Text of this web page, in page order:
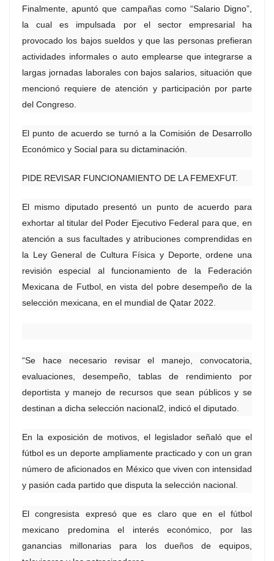
Finalmente, apuntó que campañas como “Salario Digno”,
la cual es impulsada por el sector empresarial ha
provocado los bajos sueldos y que las personas prefieran
actividades informales o auto emplearse que integrarse a
largas jornadas laborales con bajos salarios, situación que
mencionó requiere de atención y participación por parte
del Congreso.
El punto de acuerdo se turnó a la Comisión de Desarrollo
Económico y Social para su dictaminación.
PIDE REVISAR FUNCIONAMIENTO DE LA FEMEXFUT.
El mismo diputado presentó un punto de acuerdo para
exhortar al titular del Poder Ejecutivo Federal para que, en
atención a sus facultades y atribuciones comprendidas en
la Ley General de Cultura Física y Deporte, ordene una
revisión especial al funcionamiento de la Federación
Mexicana de Futbol, en vista del pobre desempeño de la
selección mexicana, en el mundial de Qatar 2022.
“Se hace necesario revisar el manejo, convocatoria,
evaluaciones, desempeño, tablas de rendimiento por
deportista y manejo de recursos que sean públicos y se
destinan a dicha selección nacional2, indicó el diputado.
En la exposición de motivos, el legislador señaló que el
fútbol es un deporte ampliamente practicado y con un gran
número de aficionados en México que viven con intensidad
y pasión cada partido que disputa la selección nacional.
El congresista expresó que es claro que en el fútbol
mexicano predomina el interés económico, por las
ganancias millonarias para los dueños de equipos,